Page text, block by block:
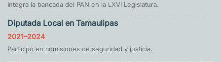
Integra la bancada del PAN en la LXVI Legislatura.
Diputada Local en Tamaulipas
2021–2024
Participó en comisiones de seguridad y justicia.